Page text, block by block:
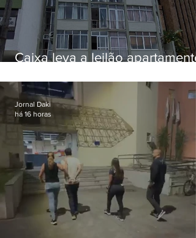
Caixa leva a leilão apartamento
Botafogo
Jornal Daki
há 16 horas